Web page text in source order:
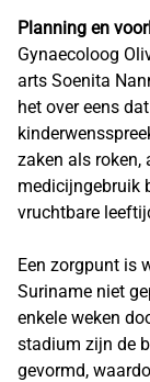
Planning en
Gynaecoloog
arts Soenita
het over eens
zaken als roken,
medicijngebruik
vruchtbare
Een zorgpunt is
Suriname niet
enkele weken
stadium zijn de
gevormd,